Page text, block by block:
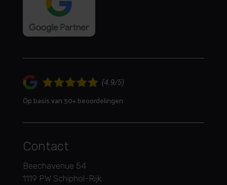
Op basis van 50+ beoordelingen
Contact
Beechavenue 54
1119 PW Schiphol-Rijk